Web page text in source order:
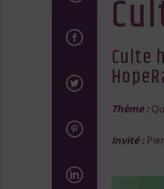
Culte
Thème :
Invité :